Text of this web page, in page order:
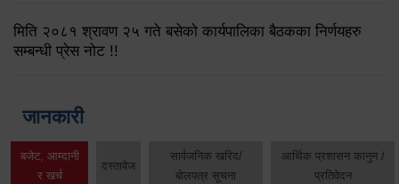
मिति २०८१ श्रावण २५ गते बसेको कार्यपालिका बैठकका निर्णयहरु
सम्बन्धी प्रेस नोट !!
जानकारी
बजेट, आम्दानी
र खर्च
दस्तावेज
सार्वजनिक खरिद/
बोलपत्र सूचना
आर्थिक प्रशासन कानुन /
प्रतिवेदन